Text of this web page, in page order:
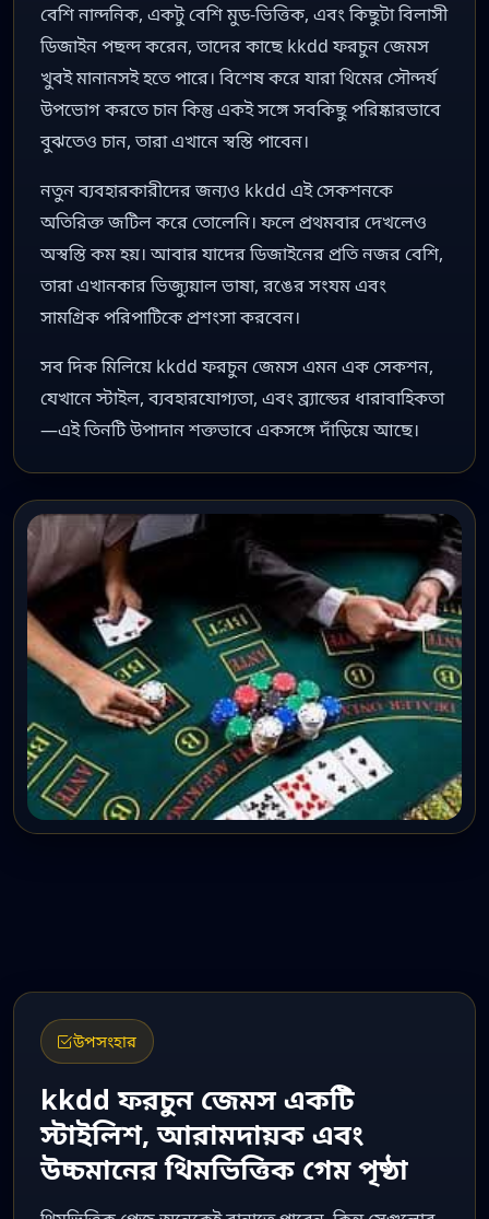
বেশি নান্দনিক, একটু বেশি মুড-ভিত্তিক, এবং কিছুটা বিলাসী
ডিজাইন পছন্দ করেন, তাদের কাছে kkdd ফরচুন জেমস
খুবই মানানসই হতে পারে। বিশেষ করে যারা থিমের সৌন্দর্য
উপভোগ করতে চান কিন্তু একই সঙ্গে সবকিছু পরিষ্কারভাবে
বুঝতেও চান, তারা এখানে স্বস্তি পাবেন।
নতুন ব্যবহারকারীদের জন্যও kkdd এই সেকশনকে
অতিরিক্ত জটিল করে তোলেনি। ফলে প্রথমবার দেখলেও
অস্বস্তি কম হয়। আবার যাদের ডিজাইনের প্রতি নজর বেশি,
তারা এখানকার ভিজ্যুয়াল ভাষা, রঙের সংযম এবং
সামগ্রিক পরিপাটিকে প্রশংসা করবেন।
সব দিক মিলিয়ে kkdd ফরচুন জেমস এমন এক সেকশন,
যেখানে স্টাইল, ব্যবহারযোগ্যতা, এবং ব্র্যান্ডের ধারাবাহিকতা
—এই তিনটি উপাদান শক্তভাবে একসঙ্গে দাঁড়িয়ে আছে।
উপসংহার
kkdd ফরচুন জেমস একটি
স্টাইলিশ, আরামদায়ক এবং
উচ্চমানের থিমভিত্তিক গেম পৃষ্ঠা